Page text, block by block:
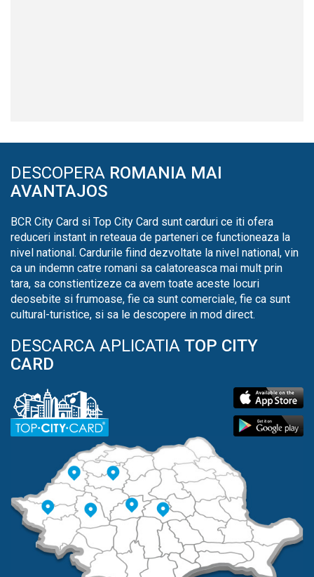
DESCOPERA ROMANIA MAI
AVANTAJOS
BCR City Card si Top City Card sunt carduri ce iti ofera
reduceri instant in reteaua de parteneri ce functioneaza la
nivel national. Cardurile fiind dezvoltate la nivel national, vin
ca un indemn catre romani sa calatoreasca mai mult prin
tara, sa constientizeze ca avem toate aceste locuri
deosebite si frumoase, fie ca sunt comerciale, fie ca sunt
cultural-turistice, si sa le descopere in mod direct.
DESCARCA APLICATIA TOP CITY
CARD